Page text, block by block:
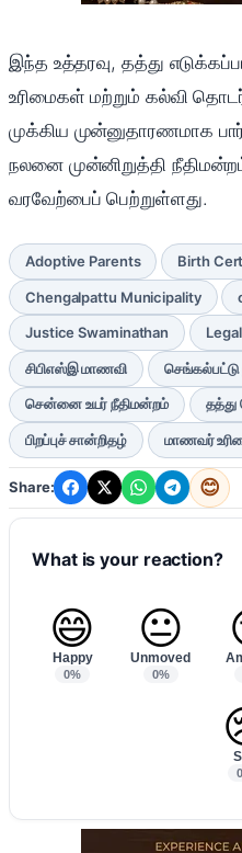
இந்த உத்தரவு, தத்து
உரிமைகள் மற்றும் கல்வி
முக்கிய முன்னுதாரணமாக
நலனை முன்னிறுத்தி
வரவேற்பைப் பெற்றுள்ளது.
Adoptive Parents Birth
Chengalpattu Municipality
Justice Swaminathan
சிபிஎஸ்இ மாணவி செங்கல்பட்டு
சென்னை உயர் நீதிமன்றம்
பிறப்புச் சான்றிதழ் மாணவர்
Share: 😊
What is your reaction?
😄
Happy
0%
😐
Unmoved
0%